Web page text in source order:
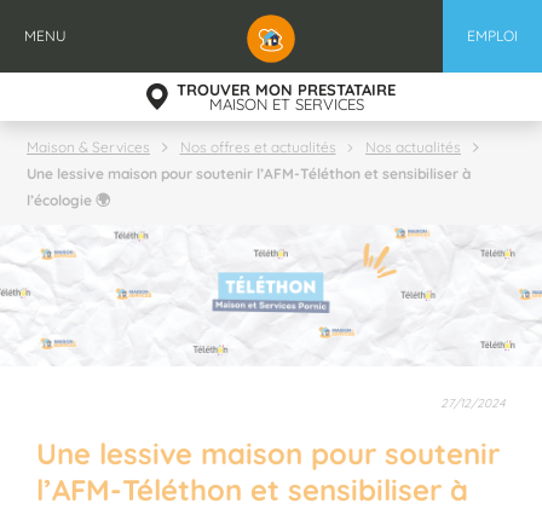
MENU EMPLOI
TROUVER MON PRESTATAIRE
MAISON ET SERVICES
Maison & Services Nos offres et actualités
Nos actualités
Une lessive maison pour soutenir l’AFM-Téléthon et sensibiliser à
l’écologie 🌍
27/12/2024
Une lessive maison pour soutenir
l’AFM-Téléthon et sensibiliser à